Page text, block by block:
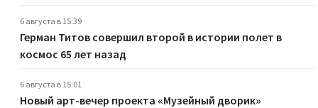
6 августа в 15:39
Герман Титов совершил второй в истории полет в
космос 65 лет назад
6 августа в 15:01
Новый арт-вечер проекта «Музейный дворик»